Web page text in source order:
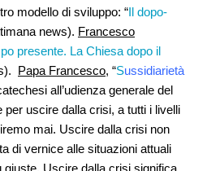
modello di sviluppo: “Il dopo-
news). Francesco
presente. La Chiesa dopo il
Papa Francesco, “Sussidiarietà
all’udienza generale del
per uscire dalla crisi, a tutti i livelli
mai. Uscire dalla crisi non
di vernice alle situazioni attuali
giuste. Uscire dalla crisi significa